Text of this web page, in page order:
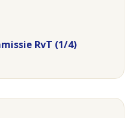
RvT (1/4)